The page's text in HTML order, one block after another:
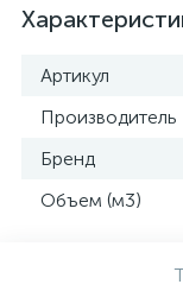
Артикул
Производитель
Бренд
Объем (м3)